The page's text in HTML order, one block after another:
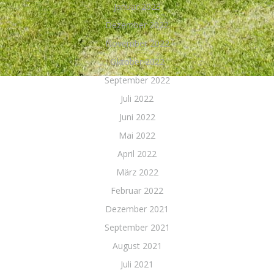
Januar 2023
Dezember 2022
November 2022
Oktober 2022
September 2022
Juli 2022
Juni 2022
Mai 2022
April 2022
März 2022
Februar 2022
Dezember 2021
September 2021
August 2021
Juli 2021